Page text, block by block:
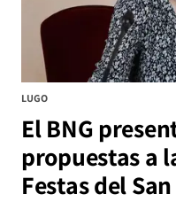
LUGO
El BNG
propuestas a
Festas del